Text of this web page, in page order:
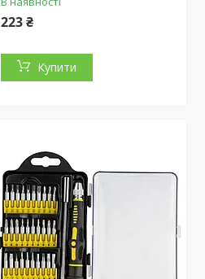
223 ₴
Купити